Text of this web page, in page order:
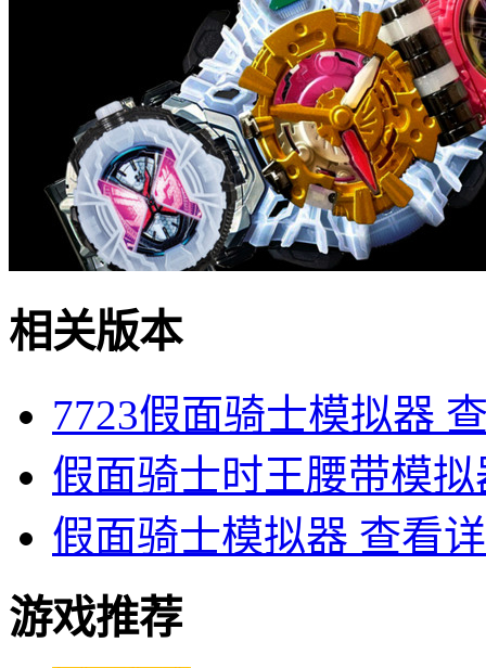
相关版本
7723假面骑士模拟器
假面骑士时王腰带模拟
假面骑士模拟器 查看
游戏推荐